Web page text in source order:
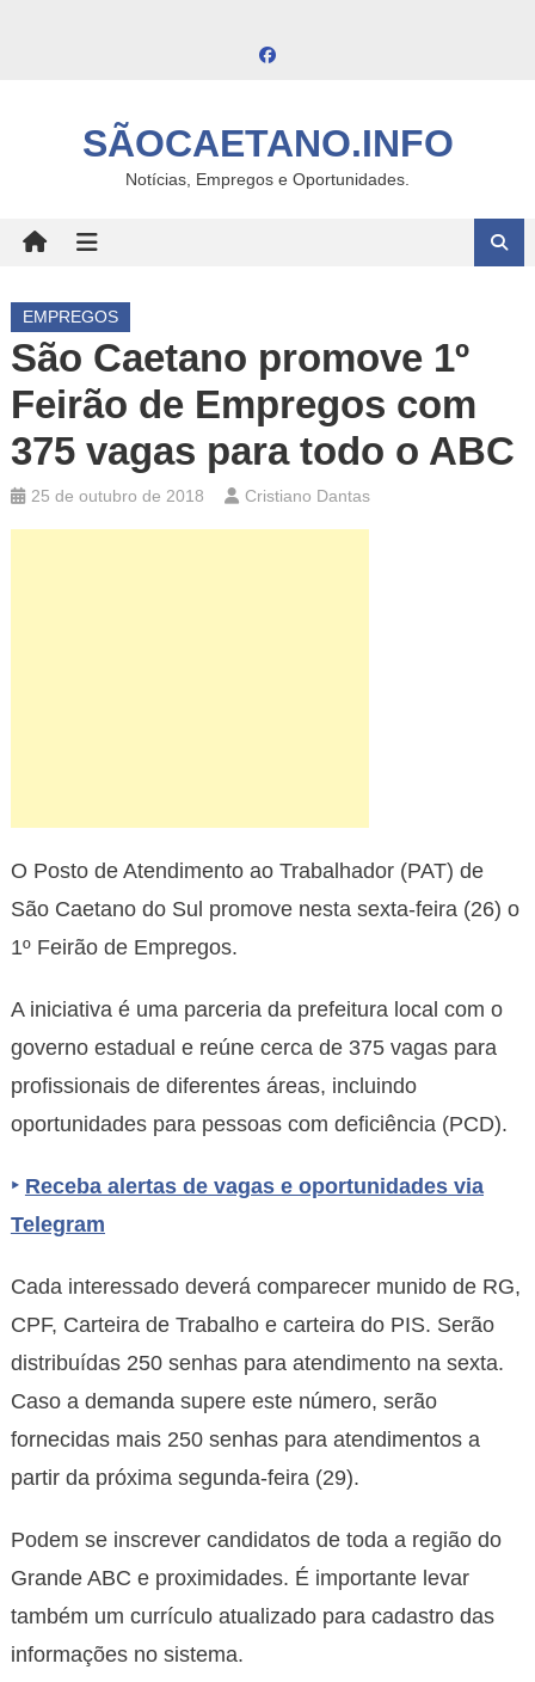
SÃOCAETANO.INFO
Notícias, Empregos e Oportunidades.
EMPREGOS
São Caetano promove 1º
Feirão de Empregos com
375 vagas para todo o ABC
25 de outubro de 2018 Cristiano Dantas
O Posto de Atendimento ao Trabalhador (PAT) de
São Caetano do Sul promove nesta sexta-feira (26) o
1º Feirão de Empregos.
A iniciativa é uma parceria da prefeitura local com o
governo estadual e reúne cerca de 375 vagas para
profissionais de diferentes áreas, incluindo
oportunidades para pessoas com deficiência (PCD).
‣ Receba alertas de vagas e oportunidades via
Telegram
Cada interessado deverá comparecer munido de RG,
CPF, Carteira de Trabalho e carteira do PIS. Serão
distribuídas 250 senhas para atendimento na sexta.
Caso a demanda supere este número, serão
fornecidas mais 250 senhas para atendimentos a
partir da próxima segunda-feira (29).
Podem se inscrever candidatos de toda a região do
Grande ABC e proximidades. É importante levar
também um currículo atualizado para cadastro das
informações no sistema.